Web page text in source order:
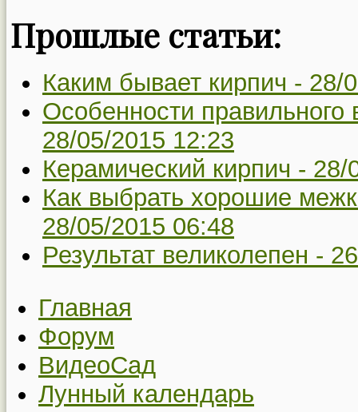
Прошлые статьи:
Каким бывает кирпич - 28/
Особенности
28/05/2015 12:23
Керамический кирпич - 28/
Как выбрать хорошие
28/05/2015 06:48
Результат великолепен -
Главная
Форум
ВидеоСад
Лунный календарь